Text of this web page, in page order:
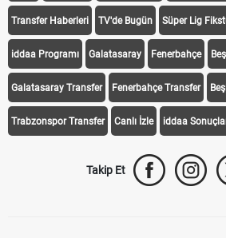
Transfer Haberleri TV'de Bugün Süper Lig
iddaa Programı Galatasaray Fenerbahçe
Galatasaray Transfer Fenerbahçe Transfer
Trabzonspor Transfer Canlı İzle iddaa
Takip Et